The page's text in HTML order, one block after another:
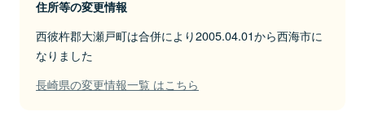
住所等の変更情報
西彼杵郡大瀬戸町は合併により2005.04.01から西海市に
なりました
長崎県の変更情報一覧 はこちら